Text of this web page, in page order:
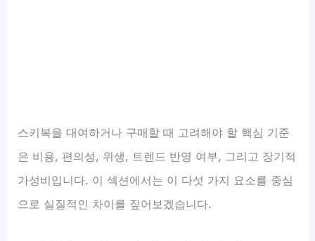
스키복을 대여하거나 구매할 때 고려해야 할 핵심 기준
은 비용, 편의성, 위생, 트렌드 반영 여부, 그리고 장기적
가성비입니다. 이 섹션에서는 이 다섯 가지 요소를 중심
으로 실질적인 차이를 짚어보겠습니다.